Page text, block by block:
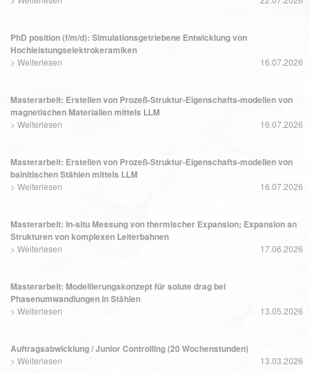
PhD position (f/m/d): Simulationsgetriebene Entwicklung von
Hochleistungselektrokeramiken
> Weiterlesen 16.07.2026
Masterarbeit: Erstellen von Prozeß-Struktur-Eigenschafts-modellen von
magnetischen Materialien mittels LLM
> Weiterlesen 16.07.2026
Masterarbeit: Erstellen von Prozeß-Struktur-Eigenschafts-modellen von
bainitischen Stählen mittels LLM
> Weiterlesen 16.07.2026
Masterarbeit: In-situ Messung von thermischer Expansion; Expansion an
Strukturen von komplexen Leiterbahnen
> Weiterlesen 17.06.2026
Masterarbeit: Modellierungskonzept für solute drag bei
Phasenumwandlungen in Stählen
> Weiterlesen 13.05.2026
Auftragsabwicklung / Junior Controlling (20 Wochenstunden)
> Weiterlesen 13.03.2026